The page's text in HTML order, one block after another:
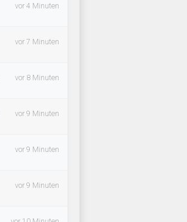
vor 4 Minuten
vor 7 Minuten
vor 8 Minuten
vor 9 Minuten
vor 9 Minuten
vor 9 Minuten